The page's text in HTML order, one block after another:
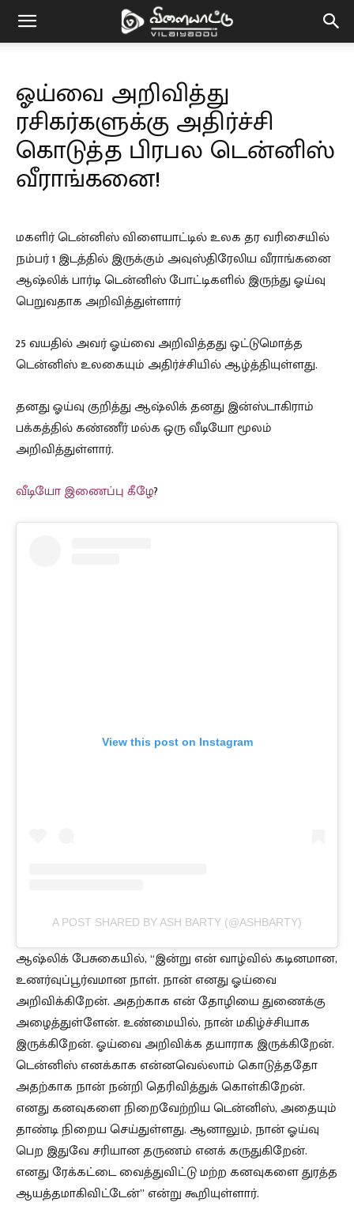
Vilaiyaddu
ஓய்வை அறிவித்து
ரசிகர்களுக்கு அதிர்ச்சி
கொடுத்த பிரபல டென்னிஸ்
வீராங்கனை!
மகளிர் டென்னிஸ் விளையாட்டில் உலக தர வரிசையில்
நம்பர் 1 இடத்தில் இருக்கும் அவுஸ்திரேலிய வீராங்கனை
ஆஷ்லிக் பார்டி டென்னிஸ் போட்டிகளில் இருந்து ஓய்வு
பெறுவதாக அறிவித்துள்ளார்
25 வயதில் அவர் ஓய்வை அறிவித்தது ஒட்டுமொத்த
டென்னிஸ் உலகையும் அதிர்ச்சியில் ஆழ்த்தியுள்ளது.
தனது ஓய்வு குறித்து ஆஷ்லிக் தனது இன்ஸ்டாகிராம்
பக்கத்தில் கண்ணீர் மல்க ஒரு வீடியோ மூலம்
அறிவித்துள்ளார்.
வீடியோ இணைப்பு கீழே?
View this post on Instagram
A POST SHARED BY ASH BARTY (@ASHBARTY)
ஆஷ்லிக் பேசுகையில், “இன்று என் வாழ்வில் கடினமான,
உணர்வுப்பூர்வமான நாள். நான் எனது ஓய்வை
அறிவிக்கிறேன். அதற்காக என் தோழியை துணைக்கு
அழைத்துள்ளேன். உண்மையில், நான் மகிழ்ச்சியாக
இருக்கிறேன். ஓய்வை அறிவிக்க தயாராக இருக்கிறேன்.
டென்னிஸ் எனக்காக என்னவெல்லாம் கொடுத்ததோ
அதற்காக நான் நன்றி தெரிவித்துக் கொள்கிறேன்.
எனது கனவுகளை நிறைவேற்றிய டென்னிஸ், அதையும்
தாண்டி நிறைய செய்துள்ளது. ஆனாலும், நான் ஓய்வு
பெற இதுவே சரியான தருணம் எனக் கருதுகிறேன்.
எனது ரேக்கட்டை வைத்துவிட்டு மற்ற கனவுகளை துரத்த
ஆயத்தமாகிவிட்டேன்” என்று கூறியுள்ளார்.